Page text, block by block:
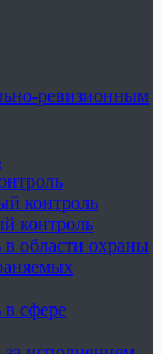
ревизионным
контроль
контроль
области охраны
сфере